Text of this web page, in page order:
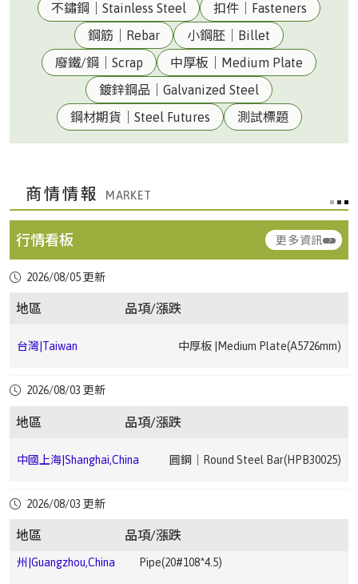
不鏽鋼｜Stainless Steel
扣件｜Fasteners
鋼筋｜Rebar
小鋼胚｜Billet
廢鐵/鋼｜Scrap
中厚板｜Medium Plate
鍍鋅鋼品｜Galvanized Steel
鋼材期貨｜Steel Futures
測試標題
商情情報
行情看板 更多資訊
2026/08/05 更新
地區 品項/漲跌
台灣|Taiwan 美元兌換新台幣匯率32.315(08/05 收盤)()
台灣|Taiwan 熱軋鋼捲｜HRC(JIS G3131 SPHC1.2 ~ 4.5mm) ▼ 2.68
台灣|Taiwan 冷軋鋼捲｜CRC(JIS G3131 SPCC0.3 ~ 1.5mm)
台灣|Taiwan 中厚板 |Medium Plate(A5726mm)
台灣|Taiwan
灣|Taiwan 50A13000.35*1200 ~ 0.5*1200mm)
台灣|Taiwan 熱浸鍍鋅鋼捲｜HDG(CGI0.276 ~ 0.776mm)
台灣|Taiwan 熱浸鍍鋅鋼捲｜HDG(CGI0.5 ~ 1.2mm)
2026/08/03 更新
地區 品項/漲跌
中國上海|Shanghai,China
中國上海|Shanghai,China 圓鋼｜Round Steel Bar(HPB30025)
中國上
中國上
無縫鋼管｜Seamless Steel
2026/08/03 更新
地區 品項/漲跌
州|Guangzhou,China
4CA0.25*825*C)
中國廣州|Guangzhou,China
州|Guangzhou,China
無縫鋼管｜Seamless Steel
Pipe(20#108*4.5)